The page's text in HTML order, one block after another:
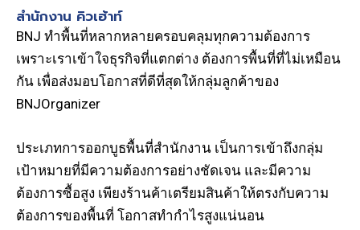
สำนักงาน คิวเฮ้าท์
BNJ ทำพื้นที่หลากหลายครอบคลุมทุกความต้องการ
เพราะเราเข้าใจธุรกิจที่แตกต่าง ต้องการพื้นที่ที่ไม่เหมือน
กัน เพื่อส่งมอบโอกาสที่ดีที่สุดให้กลุ่มลูกค้าของ
BNJOrganizer
ประเภทการออกบูธพื้นที่สำนักงาน เป็นการเข้าถึงกลุ่ม
เป้าหมายที่มีความต้องการอย่างชัดเจน และมีความ
ต้องการซื้อสูง เพียงร้านค้าเตรียมสินค้าให้ตรงกับความ
ต้องการของพื้นที่ โอกาสทำกำไรสูงแน่นอน